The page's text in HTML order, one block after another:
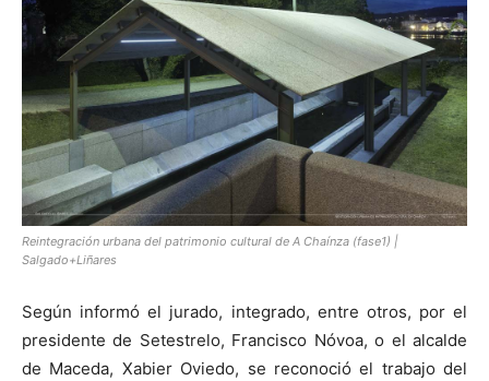
Reintegración urbana del patrimonio cultural de A Chaínza (fase1) |
Salgado+Liñares
Según informó el jurado, integrado, entre otros, por el
presidente de Setestrelo, Francisco Nóvoa, o el alcalde
de Maceda, Xabier Oviedo, se reconoció el trabajo del